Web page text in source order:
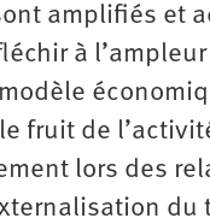
amplifiés et
à
fruit de
lors des